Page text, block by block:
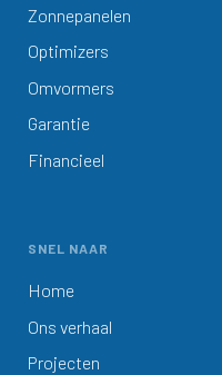
Zonnepanelen
Optimizers
Omvormers
Garantie
Financieel
SNEL NAAR
Home
Ons verhaal
Projecten